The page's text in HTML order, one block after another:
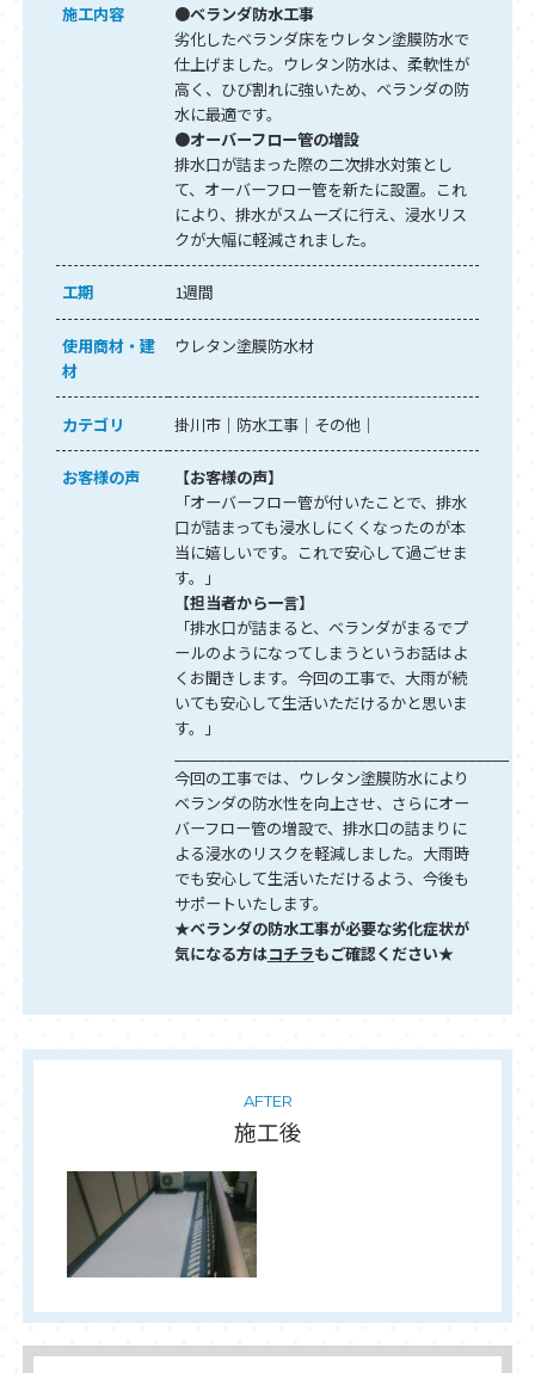
施工内容
●ベランダ防水工事
劣化したベランダ床をウレタン塗膜防水で
仕上げました。ウレタン防水は、柔軟性が
高く、ひび割れに強いため、ベランダの防
水に最適です。
●オーバーフロー管の増設
排水口が詰まった際の二次排水対策とし
て、オーバーフロー管を新たに設置。これ
により、排水がスムーズに行え、浸水リス
クが大幅に軽減されました。
工期 1週間
使用商材・建
材
ウレタン塗膜防水材
カテゴリ 掛川市 防水工事 その他
お客様の声
【お客様の声】
「オーバーフロー管が付いたことで、排水
口が詰まっても浸水しにくくなったのが本
当に嬉しいです。これで安心して過ごせま
す。」
【担当者から一言】
「排水口が詰まると、ベランダがまるでプ
ールのようになってしまうというお話はよ
くお聞きします。今回の工事で、大雨が続
いても安心して生活いただけるかと思いま
す。」
今回の工事では、ウレタン塗膜防水により
ベランダの防水性を向上させ、さらにオー
バーフロー管の増設で、排水口の詰まりに
よる浸水のリスクを軽減しました。大雨時
でも安心して生活いただけるよう、今後も
サポートいたします。
★ベランダの防水工事が必要な劣化症状が
気になる方はコチラもご確認ください★
AFTER
施工後